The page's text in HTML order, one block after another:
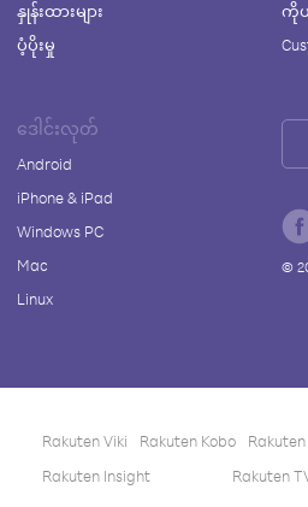
နှုန်းထားများ
ပံ့ပိုးမှု
ကိုယ်
ဒေါင်းလုတ်
Android
iPhone & iPad
Windows PC
Mac
Linux
©
Rakuten Viki Rakuten Kobo
Rakuten Insight
Rakuten